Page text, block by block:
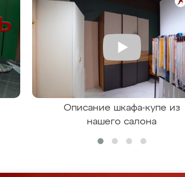
Описание шкафа-купе из
нашего салона